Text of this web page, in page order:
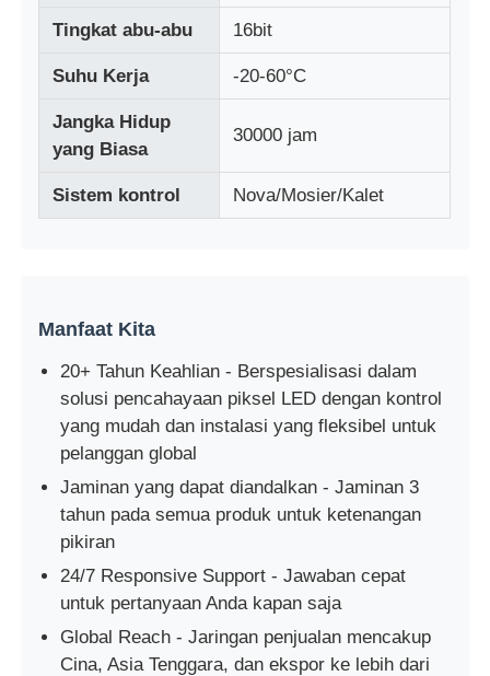
Layar Film Transparan LED
Tampilan LED Transparan
Layar led holografik
Layar Grille LED
Tingkat abu-abu 16bit
Suhu Kerja -20-60°C
Jangka Hidup
yang Biasa
30000 jam
Sistem kontrol Nova/Mosier/Kalet
Manfaat Kita
20+ Tahun Keahlian - Berspesialisasi dalam
solusi pencahayaan piksel LED dengan kontrol
yang mudah dan instalasi yang fleksibel untuk
pelanggan global
Jaminan yang dapat diandalkan - Jaminan 3
tahun pada semua produk untuk ketenangan
pikiran
24/7 Responsive Support - Jawaban cepat
untuk pertanyaan Anda kapan saja
Global Reach - Jaringan penjualan mencakup
Cina, Asia Tenggara, dan ekspor ke lebih dari